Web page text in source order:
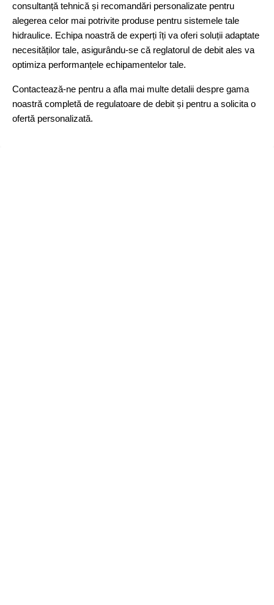
consultanță tehnică și recomandări personalizate pentru
alegerea celor mai potrivite produse pentru sistemele tale
hidraulice. Echipa noastră de experți îți va oferi soluții adaptate
necesităților tale, asigurându-se că reglatorul de debit ales va
optimiza performanțele echipamentelor tale.
Contactează-ne pentru a afla mai multe detalii despre gama
noastră completă de regulatoare de debit și pentru a solicita o
ofertă personalizată.